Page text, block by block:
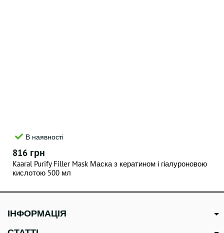
В наявності
816 грн
Kaaral Purify Filler Mask Маска з кератином і гіалуроновою
кислотою 500 мл
ІНФОРМАЦІЯ